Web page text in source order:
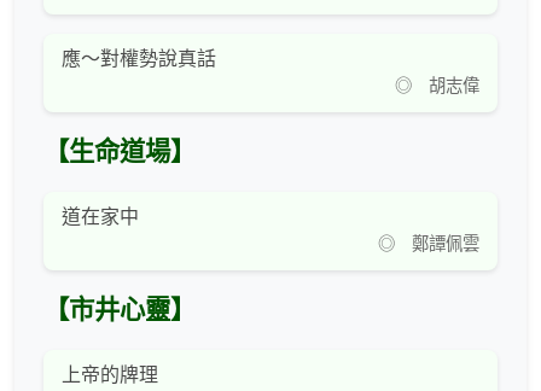
應～對權勢說真話
◎ 胡志偉
【生命道場】
道在家中
◎ 鄭譚佩雲
【市井心靈】
上帝的牌理